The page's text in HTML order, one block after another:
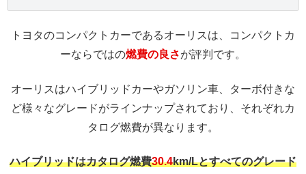
トヨタのコンパクトカーであるオーリスは、コンパクトカ
ーならではの燃費の良さが評判です。
オーリスはハイブリッドカーやガソリン車、ターボ付きな
ど様々なグレードがラインナップされており、それぞれカ
タログ燃費が異なります。
ハイブリッドはカタログ燃費30.4km/Lとすべてのグレード